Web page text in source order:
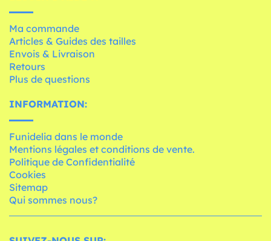
Ma commande
Articles & Guides des tailles
Envois & Livraison
Retours
Plus de questions
INFORMATION:
Funidelia dans le monde
Mentions légales et conditions de vente.
Politique de Confidentialité
Cookies
Sitemap
Qui sommes nous?